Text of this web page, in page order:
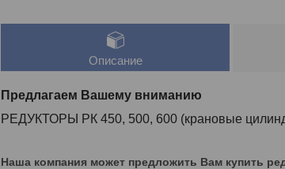
Описание
Предлагаем Вашему вниманию
РЕДУКТОРЫ РК 450, 500, 600 (крановые
Наша компания может предложить Вам купить